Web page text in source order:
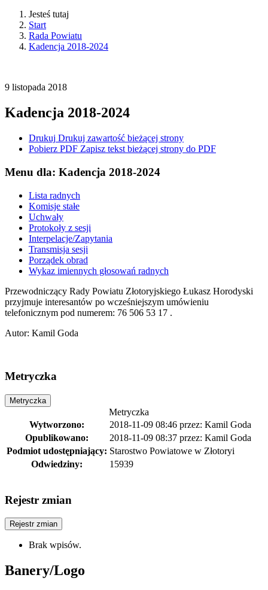
Jesteś tutaj
Start
Rada Powiatu
Kadencja 2018-2024
9 listopada 2018
Kadencja 2018-2024
Drukuj Drukuj zawartość bieżącej strony
Pobierz PDF Zapisz tekst bieżącej strony do PDF
Menu dla: Kadencja 2018-2024
Lista radnych
Komisje stałe
Uchwały
Protokoły z sesji
Interpelacje/Zapytania
Transmisja sesji
Porządek obrad
Wykaz imiennych głosowań radnych
Przewodniczący Rady Powiatu Złotoryjskiego Łukasz Horodyski
przyjmuje interesantów po wcześniejszym umówieniu
telefonicznym pod numerem: 76 506 53 17 .
Autor: Kamil Goda
Metryczka
Metryczka
Metryczka
Wytworzono:
2018-11-09 08:46 przez: Kamil Goda
Opublikowano:
2018-11-09 08:37 przez: Kamil Goda
Podmiot udostępniający: Starostwo Powiatowe w Złotoryi
Odwiedziny:
15939
Rejestr zmian
Rejestr zmian
Brak wpisów.
Banery/Logo